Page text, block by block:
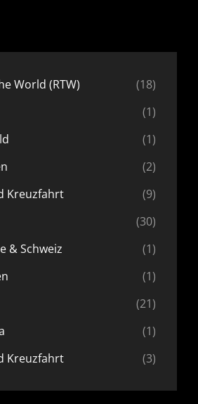
World (RTW)
(18)
(1)
(1)
(2)
Kreuzfahrt
(9)
(30)
& Schweiz
(1)
(1)
(21)
(1)
Kreuzfahrt
(3)